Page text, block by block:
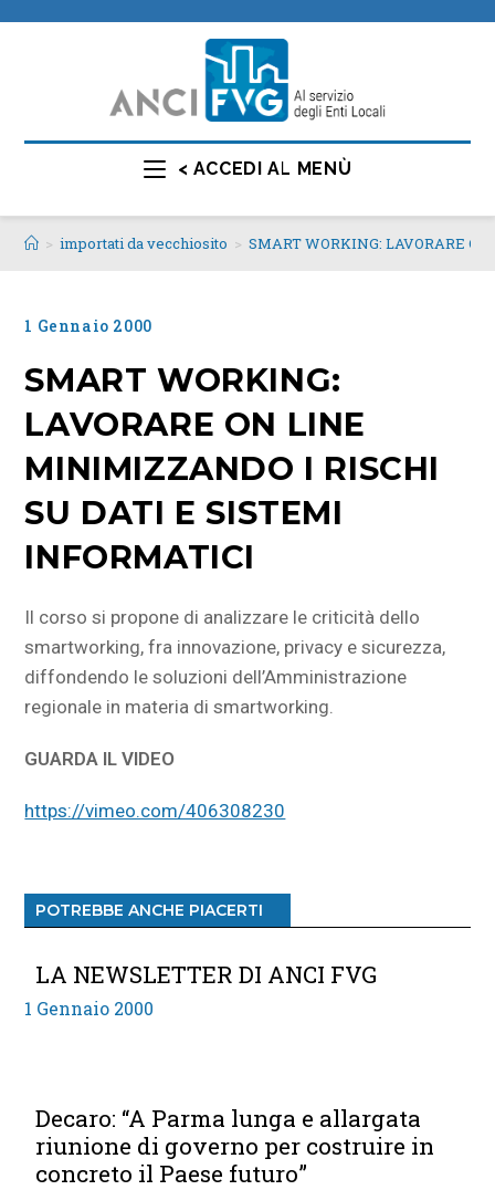
< ACCEDI AL MENÙ
> importati da vecchiosito > SMART WORKING: LAVORARE
1 Gennaio 2000
SMART WORKING:
LAVORARE ON LINE
MINIMIZZANDO I RISCHI
SU DATI E SISTEMI
INFORMATICI
Il corso si propone di analizzare le criticità dello
smartworking, fra innovazione, privacy e sicurezza,
diffondendo le soluzioni dell’Amministrazione
regionale in materia di smartworking.
GUARDA IL VIDEO
https://vimeo.com/406308230
POTREBBE ANCHE PIACERTI
LA NEWSLETTER DI ANCI FVG
1 Gennaio 2000
Decaro: “A Parma lunga e allargata
riunione di governo per costruire in
concreto il Paese futuro”